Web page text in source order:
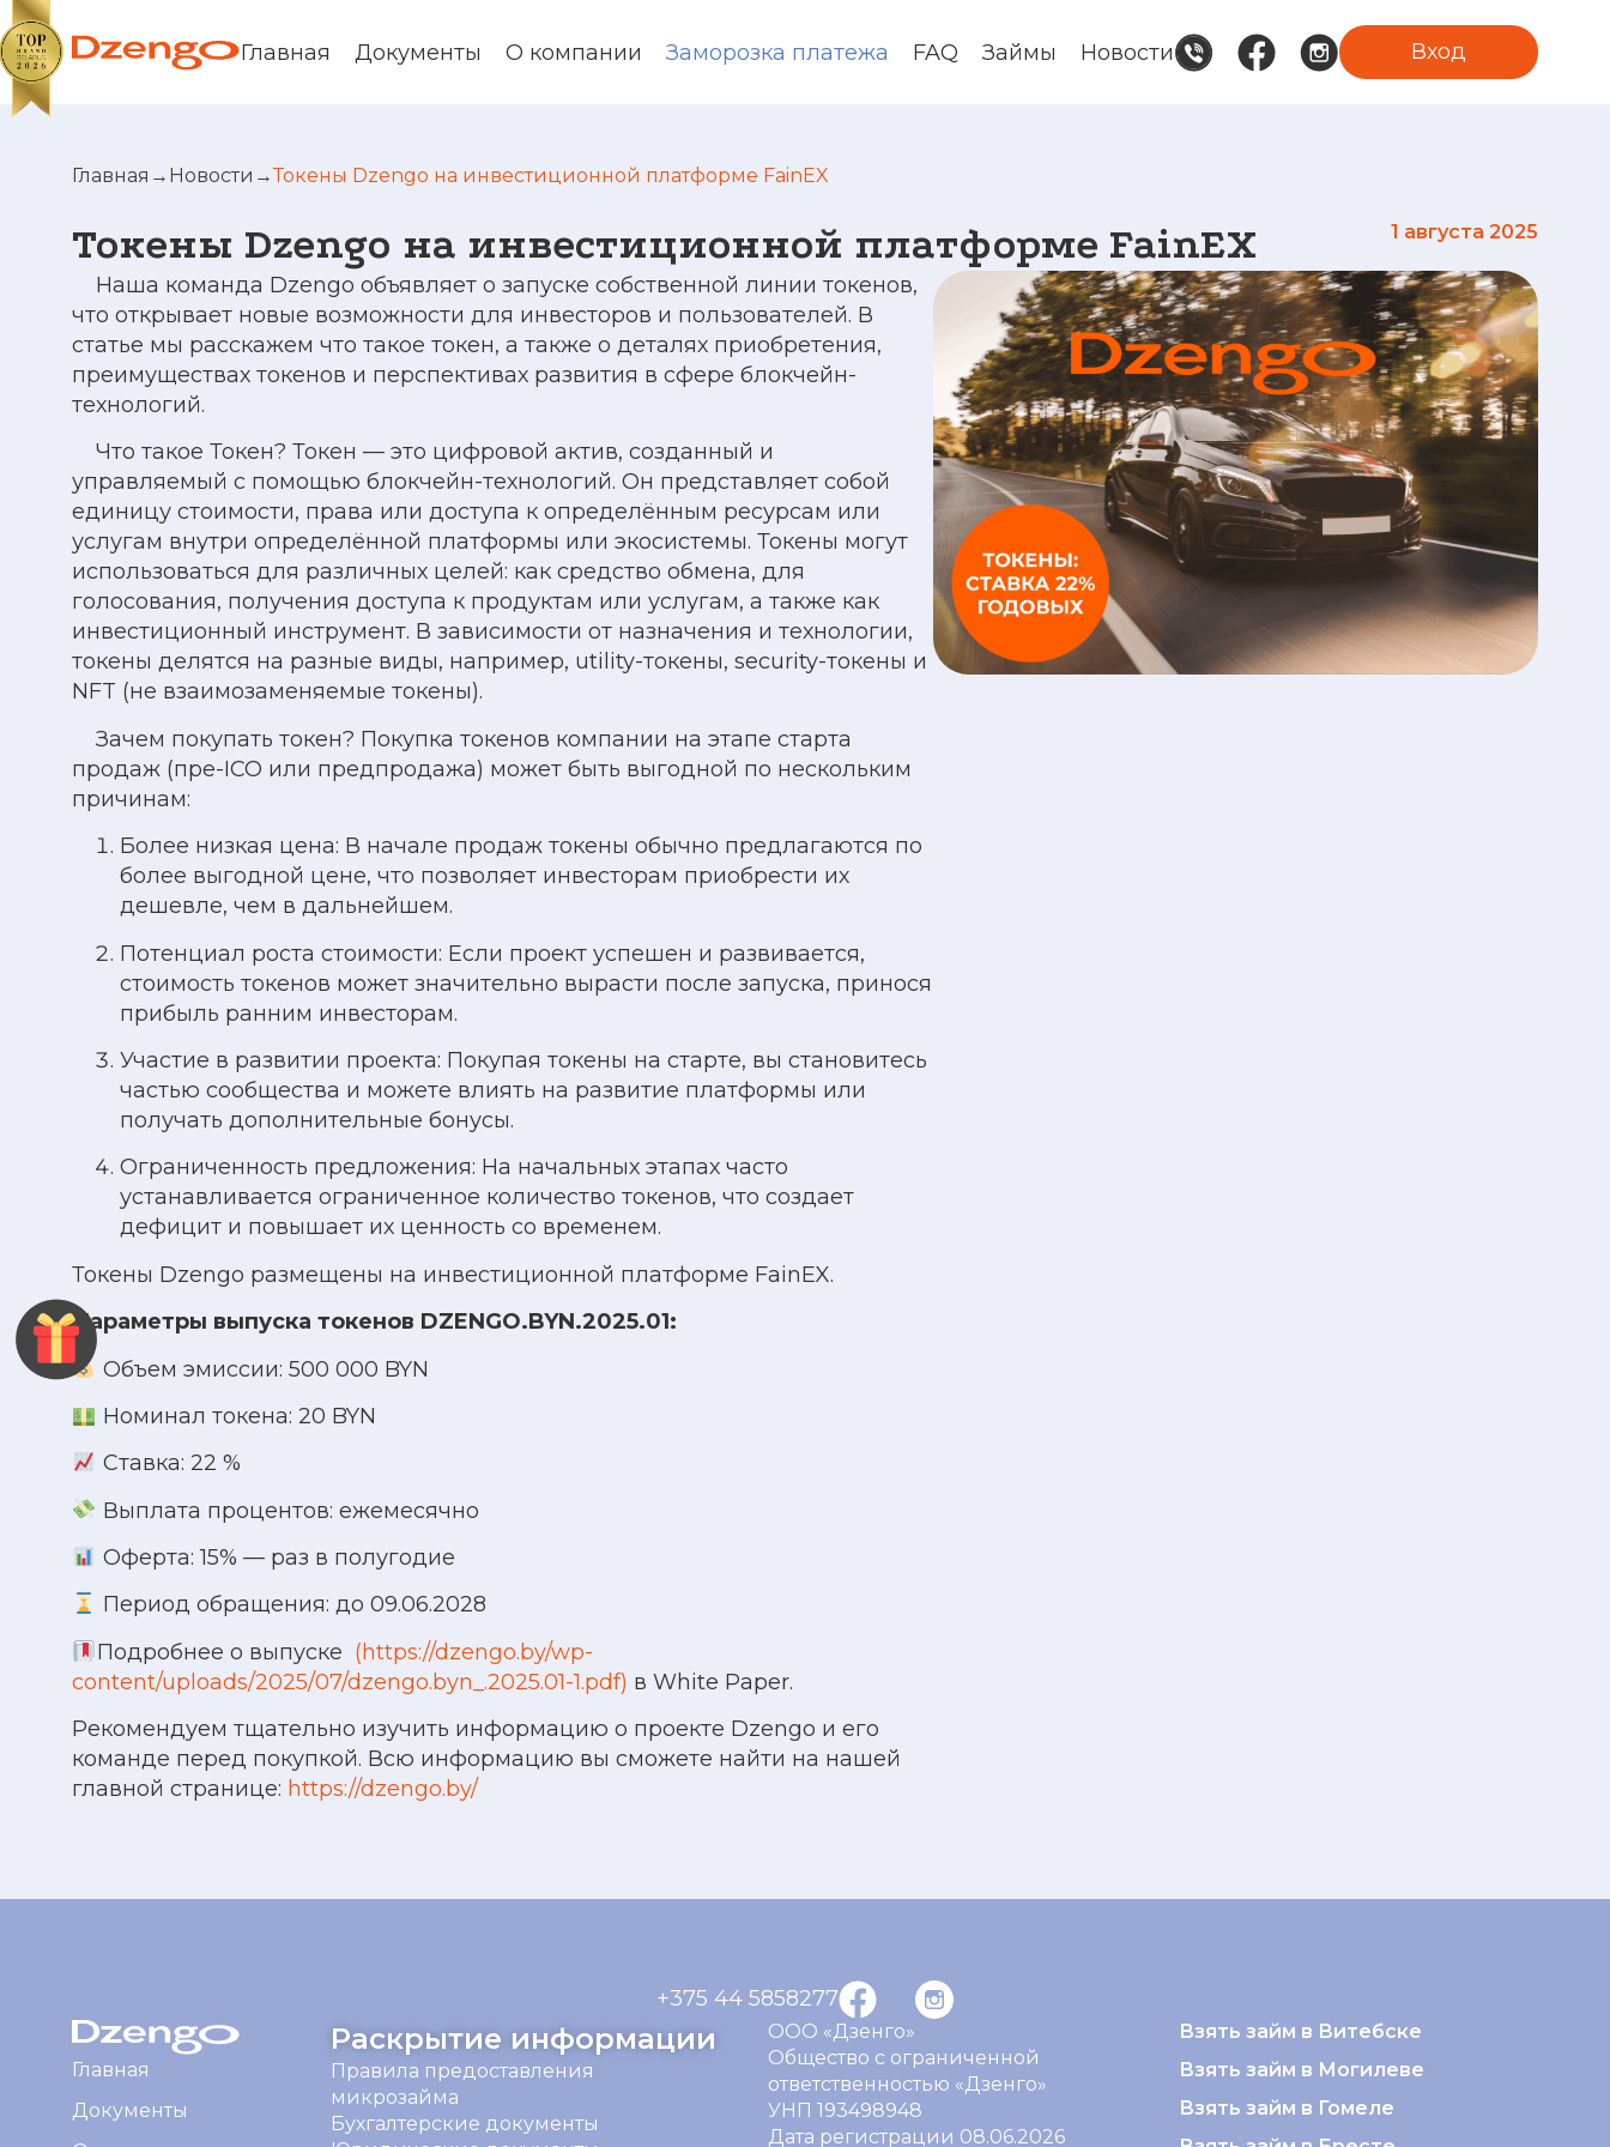
Главная Документы О компании Заморозка платежа FAQ Займы Новости Вход
Главная → Новости →Токены Dzengo на инвестиционной платформе FainEX
Токены Dzengo на инвестиционной платформе FainEX 1 августа 2025
Наша команда Dzengo объявляет о запуске собственной линии токенов,
что открывает новые возможности для инвесторов и пользователей. В
статье мы расскажем что такое токен, а также о деталях приобретения,
преимуществах токенов и перспективах развития в сфере блокчейн-
технологий.
Что такое Токен? Токен — это цифровой актив, созданный и
управляемый с помощью блокчейн-технологий. Он представляет собой
единицу стоимости, права или доступа к определённым ресурсам или
услугам внутри определённой платформы или экосистемы. Токены могут
использоваться для различных целей: как средство обмена, для
голосования, получения доступа к продуктам или услугам, а также как
инвестиционный инструмент. В зависимости от назначения и технологии,
токены делятся на разные виды, например, utility-токены, security-токены и
NFT (не взаимозаменяемые токены).
Зачем покупать токен? Покупка токенов компании на этапе старта
продаж (пре-ICO или предпродажа) может быть выгодной по нескольким
причинам:
Более низкая цена: В начале продаж токены обычно предлагаются по
более выгодной цене, что позволяет инвесторам приобрести их
дешевле, чем в дальнейшем.
Потенциал роста стоимости: Если проект успешен и развивается,
стоимость токенов может значительно вырасти после запуска, принося
прибыль ранним инвесторам.
Участие в развитии проекта: Покупая токены на старте, вы становитесь
частью сообщества и можете влиять на развитие платформы или
получать дополнительные бонусы.
Ограниченность предложения: На начальных этапах часто
устанавливается ограниченное количество токенов, что создает
дефицит и повышает их ценность со временем.
Токены Dzengo размещены на инвестиционной платформе FainEX.
Параметры выпуска токенов DZENGO.BYN.2025.01:
Объем эмиссии: 500 000 BYN
Номинал токена: 20 BYN
Ставка: 22 %
Выплата процентов: ежемесячно
Оферта: 15% — раз в полугодие
Период обращения: до 09.06.2028
Подробнее о выпуске (https://dzengo.by/wp-
content/uploads/2025/07/dzengo.byn_.2025.01-1.pdf) в White Paper.
Рекомендуем тщательно изучить информацию о проекте Dzengo и его
команде перед покупкой. Всю информацию вы сможете найти на нашей
главной странице: https://dzengo.by/
+375 44 5858277
Главная
Документы
Раскрытие информации
Правила предоставления
микрозайма
Бухгалтерские документы
ООО «Дзенго»
Общество с ограниченной
ответственностью «Дзенго»
УНП 193498948
Дата регистрации 08.06.2026
Взять займ в Витебске
Взять займ в Могилеве
Взять займ в Гомеле